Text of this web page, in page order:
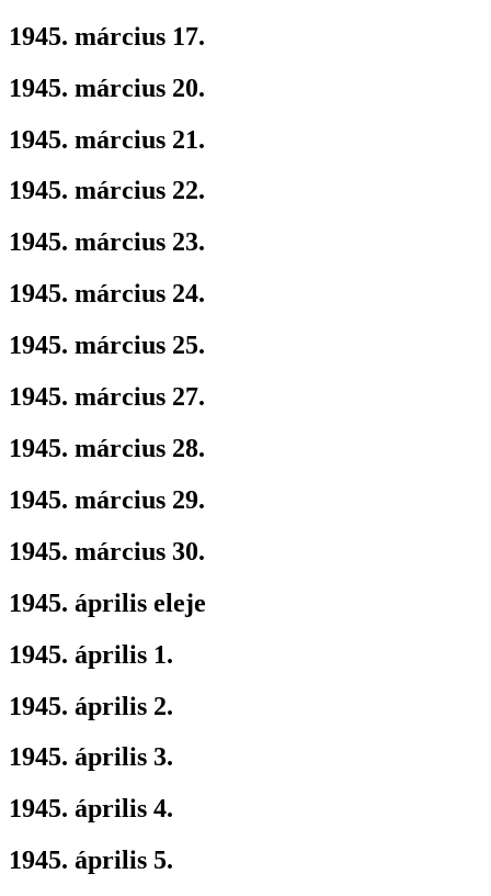
1945. március 17.
1945. március 20.
1945. március 21.
1945. március 22.
1945. március 23.
1945. március 24.
1945. március 25.
1945. március 27.
1945. március 28.
1945. március 29.
1945. március 30.
1945. április eleje
1945. április 1.
1945. április 2.
1945. április 3.
1945. április 4.
1945. április 5.